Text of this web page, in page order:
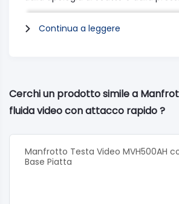
esercita.
Con questa testa potrete
costantemente conventrarvi sulla
di agganciare la fotocamera in
i più alti standard di qualità.
Il corpo in alluminio permette a
resistere senza problemi a seguito di
Continua a leggere
Cerchi un prodotto simile a
fluida video con attacco rapido ?
Manfrotto Testa Video MVH500AH
Base Piatta